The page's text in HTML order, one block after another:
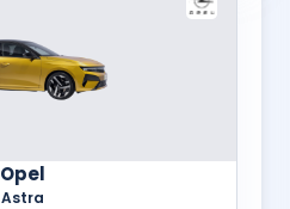
Opel
Astra